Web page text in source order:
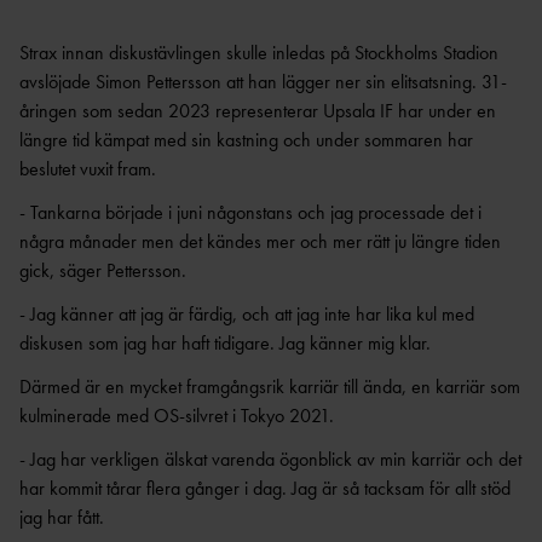
NYHETER SAMARBETEN &
SUPPORTRAR
NYHETER FRÅN
RF
TT
MÄSTERSKAPSGRUPPEN
2026
ANTIDOPING
UTBILDNING
AR
MEDICINSK
DISPENS
VISTELSERAPPORTERI
NG
POÄNGTABELLER
TÄVLINGSTILLSTÅND &
INTYG
KASTSÄKERH
BANMÄTNIN
G
TÄVLINGAR FÖR
BARN
TÄVLINGAR FÖR
SVENSKA MÄSTERSKAP
SM-TÄVLINGAR OCH
MÄSTERSKAP
DIAMOND
LEAGUE
UTMÄRKELSER OCH
PRISER
SVENSKA
VÄRLDSREKORD
SVENSKA
VÄRLDSÅRSBÄSTAN
NCAA – AMERIKANSKA
UNIVERSITETSMÄSTERSKAPEN
GP-
FINALEN
ATEA
FRIIDROTTSGALAN
Strax innan diskustävlingen skulle inledas på Stockholms Stadion
avslöjade Simon Pettersson att han lägger ner sin elitsatsning. 31-
åringen som sedan 2023 representerar Upsala IF har under en
längre tid kämpat med sin kastning och under sommaren har
beslutet vuxit fram.
- Tankarna började i juni någonstans och jag processade det i
några månader men det kändes mer och mer rätt ju längre tiden
gick, säger Pettersson.
- Jag känner att jag är färdig, och att jag inte har lika kul med
diskusen som jag har haft tidigare. Jag känner mig klar.
Därmed är en mycket framgångsrik karriär till ända, en karriär som
kulminerade med OS-silvret i Tokyo 2021.
- Jag har verkligen älskat varenda ögonblick av min karriär och det
har kommit tårar flera gånger i dag. Jag är så tacksam för allt stöd
jag har fått.